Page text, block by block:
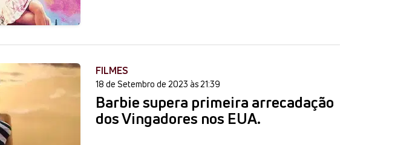
FILMES
18 de Setembro de 2023 às 21:39
Barbie supera primeira arrecadação
dos Vingadores nos EUA.